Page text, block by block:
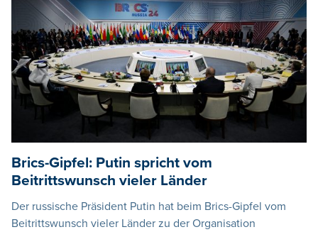
Brics-Gipfel: Putin spricht vom
Beitrittswunsch vieler Länder
Der russische Präsident Putin hat beim Brics-Gipfel vom
Beitrittswunsch vieler Länder zu der Organisation